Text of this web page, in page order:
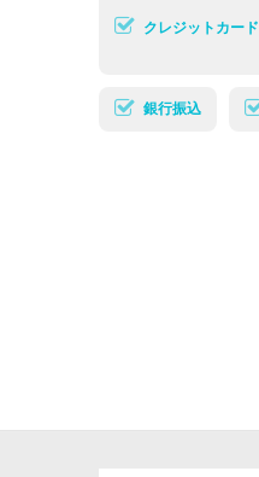
クレジットカード
銀行振込